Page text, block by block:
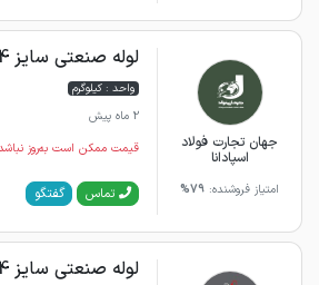
جهان تجارت فولاد
اسپادانا
امتیاز فروشنده: 79%
لوله صنعتی سایز 1/1.4 ضخامت 2.5
واحد : کیلوگرم
2 ماه پیش
قیمت ممکن است به‌روز
تماس گفتگو
لوله صنعتی سایز 1/1.4 ضخامت 2.5